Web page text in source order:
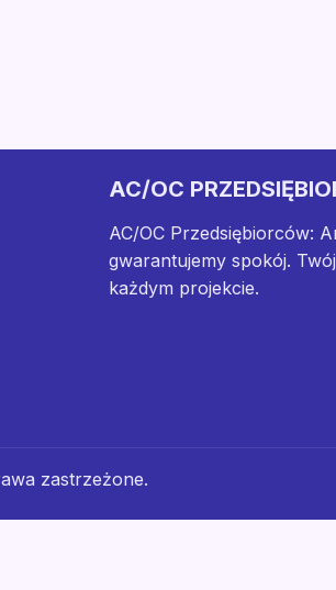
AC/OC
AC/OC Przedsiębiorców:
gwarantujemy spokój.
każdym projekcie.
zastrzeżone.